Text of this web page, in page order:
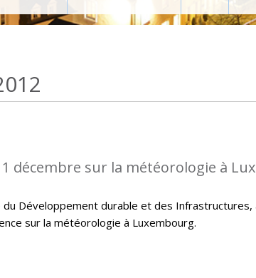
décembre sur la météorologie à
du Développement durable et des Infrastructures,
sur la météorologie à Luxembourg.